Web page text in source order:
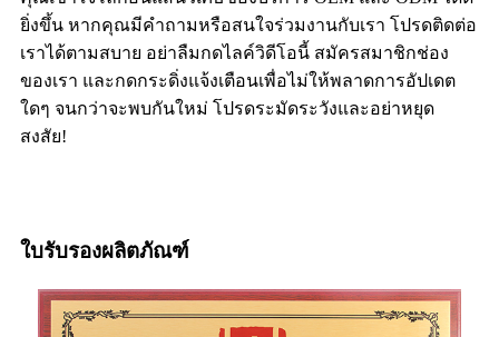
ยิ่งขึ้น หากคุณมีคำถามหรือสนใจร่วมงานกับเรา โปรดติดต่อ
เราได้ตามสบาย อย่าลืมกดไลค์วิดีโอนี้ สมัครสมาชิกช่อง
ของเรา และกดกระดิ่งแจ้งเตือนเพื่อไม่ให้พลาดการอัปเดต
ใดๆ จนกว่าจะพบกันใหม่ โปรดระมัดระวังและอย่าหยุด
สงสัย!
ใบรับรองผลิตภัณฑ์